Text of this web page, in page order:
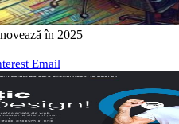
în 2025
Email